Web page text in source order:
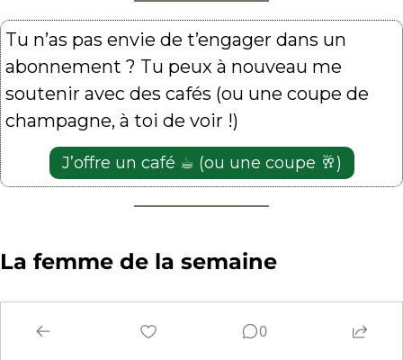
Tu n’as pas envie de t’engager dans un
abonnement ? Tu peux à nouveau me
soutenir avec des cafés (ou une coupe de
champagne, à toi de voir !)
J’offre un café ☕️ (ou une coupe 🥂)
La femme de la semaine
femme de la semaine
0